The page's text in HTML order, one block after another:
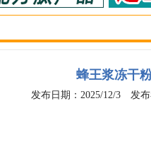
蜂王浆冻干
发布日期：2025/12/3 发